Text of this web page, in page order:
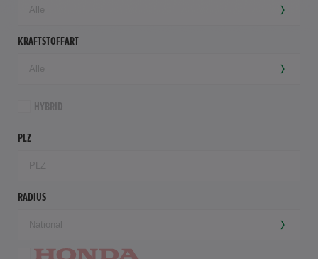
KRAFTSTOFFART
HYBRID
PLZ
RADIUS